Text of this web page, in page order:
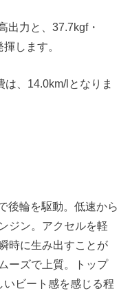
出力と、37.7kgf・
します。
、14.0km/lとなりま
後輪を駆動。低速から
ジン。アクセルを軽
時に生み出すことが
ーズで上質。トップ
ビート感を感じる程